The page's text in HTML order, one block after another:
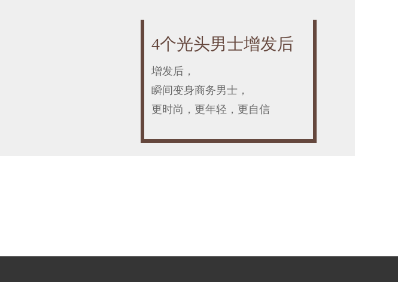
4个光头男士增发后
增发后，
瞬间变身商务男士，
更时尚，更年轻，更自信